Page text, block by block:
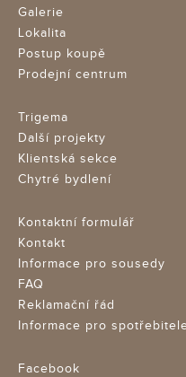
Galerie
Lokalita
Postup koupě
Prodejní centrum
Trigema
Další projekty
Klientská sekce
Chytré bydlení
Kontaktní formulář
Kontakt
Informace pro sousedy
FAQ
Reklamační řád
Informace pro
Facebook